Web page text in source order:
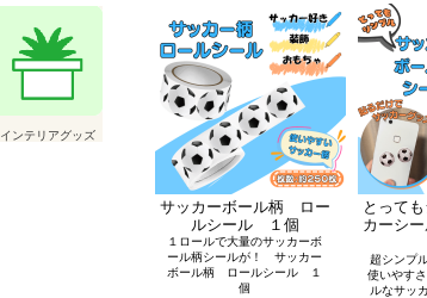
インテリアグッズ
サッカーボール柄 ロー
ルシール １個
１ロールで大量のサッカーボ
ール柄シールが！ サッカー
ボール柄 ロールシール １
個
とって
カーシ
超シンプ
使いやす
ルなサッ